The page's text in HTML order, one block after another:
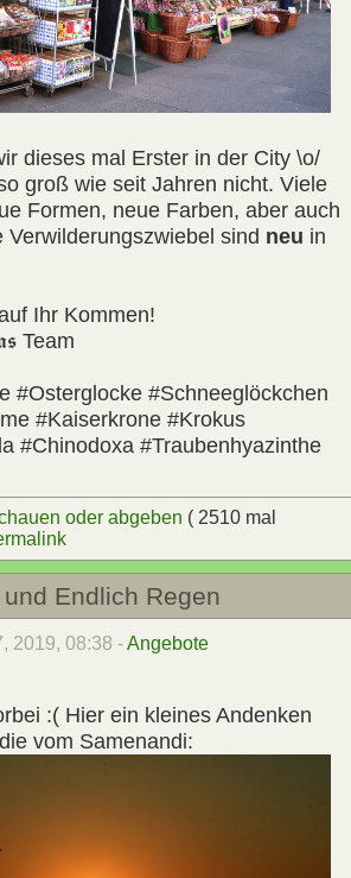
dieses mal Erster in der City \o/
groß wie seit Jahren nicht. Viele
Formen, neue Farben, aber auch
Verwilderungszwiebel sind neu in
Ihr Kommen!
Team
#Osterglocke #Schneeglöckchen
#Kaiserkrone #Krokus
#Chinodoxa #Traubenhyazinthe
oder abgeben ( 2510 mal
Endlich Regen
2019, 08:38 -Angebote
:( Hier ein kleines Andenken
vom Samenandi: